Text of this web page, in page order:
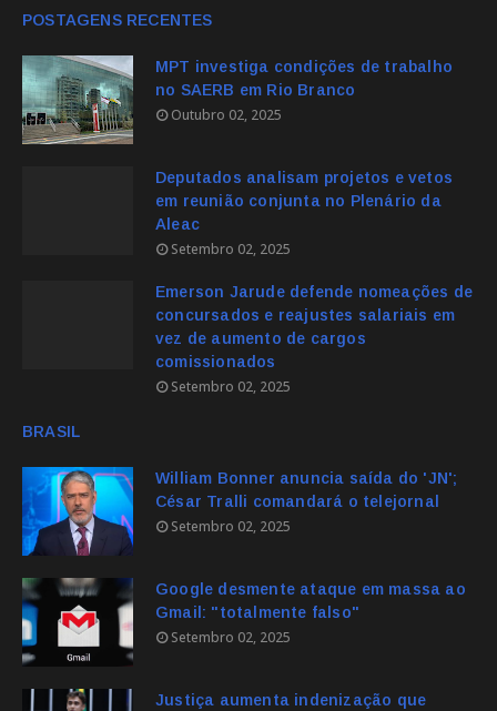
POSTAGENS RECENTES
MPT investiga condições de trabalho
no SAERB em Rio Branco
Outubro 02, 2025
Deputados analisam projetos e vetos
em reunião conjunta no Plenário da
Aleac
Setembro 02, 2025
Emerson Jarude defende nomeações de
concursados e reajustes salariais em
vez de aumento de cargos
comissionados
Setembro 02, 2025
BRASIL
William Bonner anuncia saída do 'JN';
César Tralli comandará o telejornal
Setembro 02, 2025
Google desmente ataque em massa ao
Gmail: "totalmente falso"
Setembro 02, 2025
Justiça aumenta indenização que